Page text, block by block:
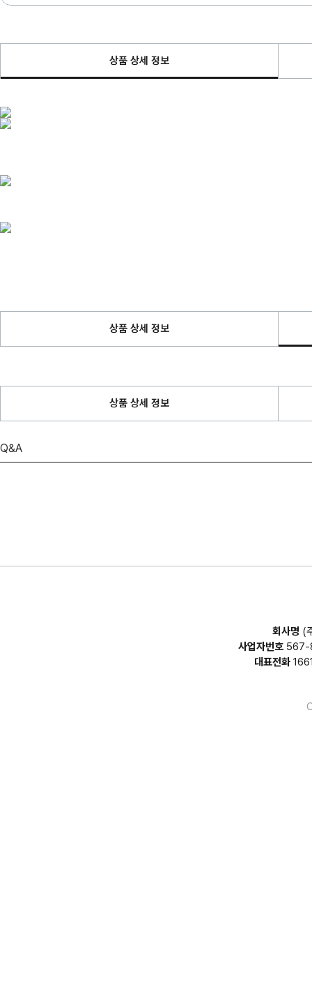
상품 상세 정보
상품 상세 정보
상품 상세 정보
Q&A
회사명 (
사업자번호567-
대표전화